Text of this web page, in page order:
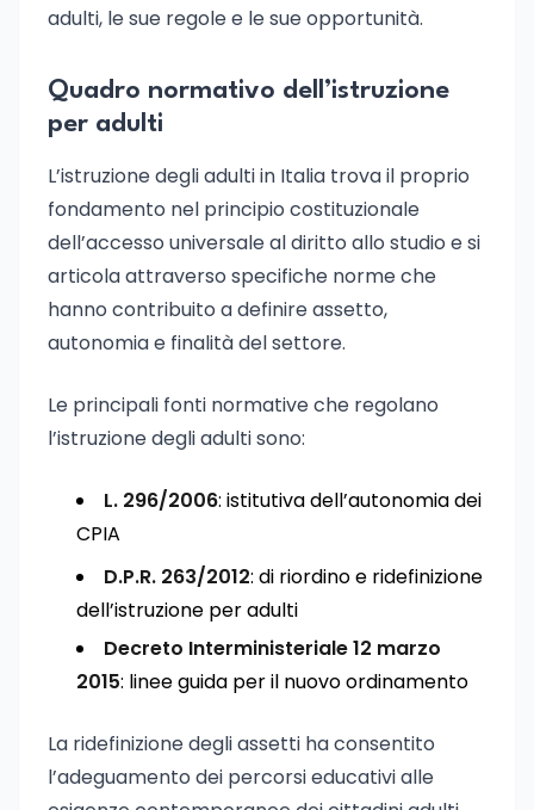
adulti, le sue regole e le sue opportunità.
Quadro normativo dell’istruzione
per adulti
L’istruzione degli adulti in Italia trova il proprio
fondamento nel principio costituzionale
dell’accesso universale al diritto allo studio e si
articola attraverso specifiche norme che
hanno contribuito a definire assetto,
autonomia e finalità del settore.
Le principali fonti normative che regolano
l’istruzione degli adulti sono:
L. 296/2006: istitutiva dell’autonomia dei
CPIA
D.P.R. 263/2012: di riordino e ridefinizione
dell’istruzione per adulti
Decreto Interministeriale 12 marzo
2015: linee guida per il nuovo ordinamento
La ridefinizione degli assetti ha consentito
l’adeguamento dei percorsi educativi alle